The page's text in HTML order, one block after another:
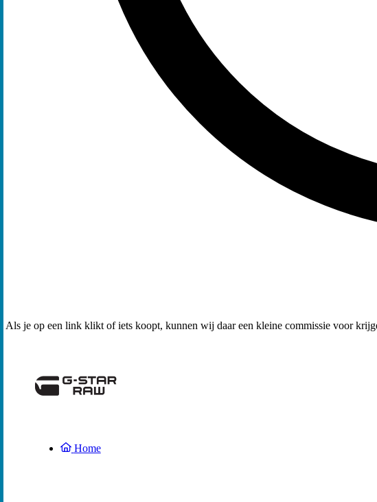
Als je op een link klikt of iets koopt, kunnen wij daar een kleine commissie voor
Home